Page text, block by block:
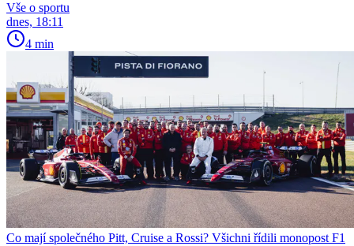
Vše o sportu
dnes, 18:11
4 min
Co mají společného Pitt, Cruise a Rossi? Všichni řídili monopost F1